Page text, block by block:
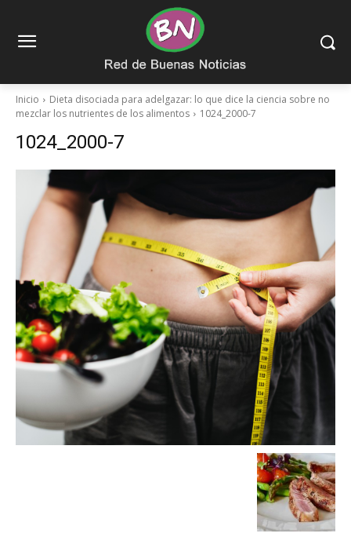
Inicio
Dieta disociada para adelgazar: lo que dice la ciencia sobre no
mezclar los nutrientes de los alimentos
1024_2000-7
1024_2000-7